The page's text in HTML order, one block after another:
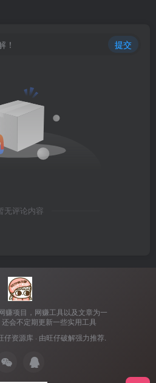
！ 提交
无评论内容
赚项目，网赚工具以及文章为一
会不定期更新一些实用工具
仔资源库 · 由旺仔破解强力推荐.